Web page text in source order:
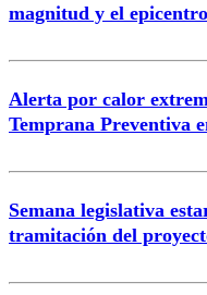
magnitud y el epicentro
Alerta por calor
Temprana Preventiva
Semana legislativa
tramitación del